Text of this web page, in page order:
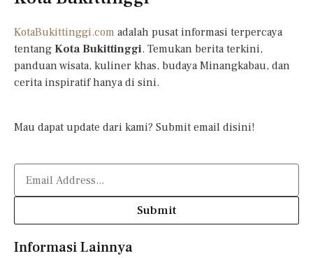
KotaBukittinggi.com adalah pusat informasi terpercaya
tentang Kota Bukittinggi. Temukan berita terkini,
panduan wisata, kuliner khas, budaya Minangkabau, dan
cerita inspiratif hanya di sini.
Mau dapat update dari kami? Submit email disini!
Submit
Informasi Lainnya